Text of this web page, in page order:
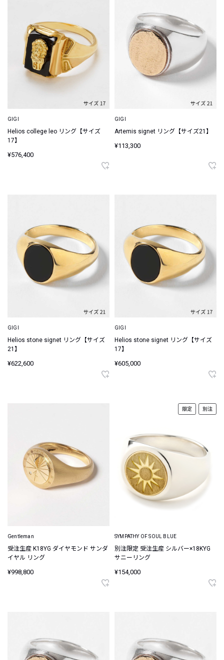
GIGI
Helios college leo リング【サイズ
17】
¥576,400
GIGI
Artemis signet リング【サイズ21】
¥113,300
GIGI
Helios stone signet リング【サイズ
21】
¥622,600
GIGI
Helios stone signet リング【サイズ
17】
¥605,000
Gentleman
受注生産 K18YG ダイヤモンド サンダ
イヤル リング
¥998,800
限定 別注
SYMPATHY OF SOUL BLUE
別注限定 受注生産 シルバー×18KYG
サニーリング
¥154,000